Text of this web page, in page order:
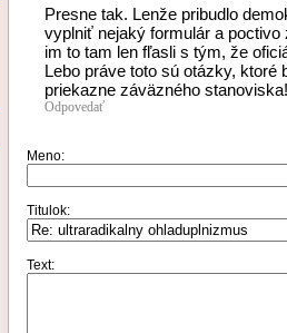
Presne tak. Lenže pribudlo
vyplniť nejaký formulár a poctivo
im to tam len fľasli s tým, že
Lebo práve toto sú otázky,
priekazne záväzného stanoviska!
Odpovedať
Meno:
Titulok:
Text: